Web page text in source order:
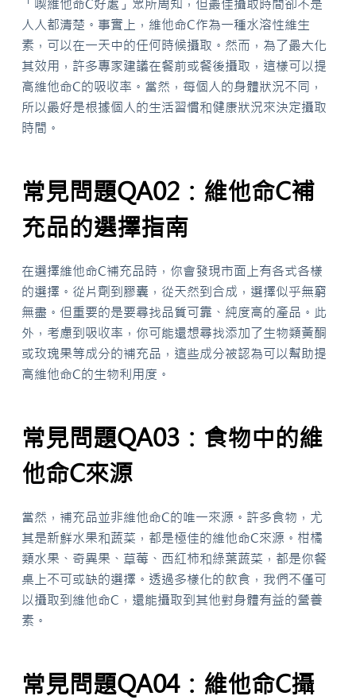
「喫維他命C好處」眾所周知，但最佳攝取時間卻不是
人人都清楚。事實上，維他命C作為一種水溶性維生
素，可以在一天中的任何時候攝取。然而，為了最大化
其效用，許多專家建議在餐前或餐後攝取，這樣可以提
高維他命C的吸收率。當然，每個人的身體狀況不同，
所以最好是根據個人的生活習慣和健康狀況來決定攝取
時間。
常見問題QA02：維他命C補
充品的選擇指南
在選擇維他命C補充品時，你會發現市面上有各式各樣
的選擇。從片劑到膠囊，從天然到合成，選擇似乎無窮
無盡。但重要的是要尋找品質可靠、純度高的產品。此
外，考慮到吸收率，你可能還想尋找添加了生物類黃酮
或玫瑰果等成分的補充品，這些成分被認為可以幫助提
高維他命C的生物利用度。
常見問題QA03：食物中的維
他命C來源
當然，補充品並非維他命C的唯一來源。許多食物，尤
其是新鮮水果和蔬菜，都是極佳的維他命C來源。柑橘
類水果、奇異果、草莓、西紅柿和綠葉蔬菜，都是你餐
桌上不可或缺的選擇。透過多樣化的飲食，我們不僅可
以攝取到維他命C，還能攝取到其他對身體有益的營養
素。
常見問題QA04：維他命C攝